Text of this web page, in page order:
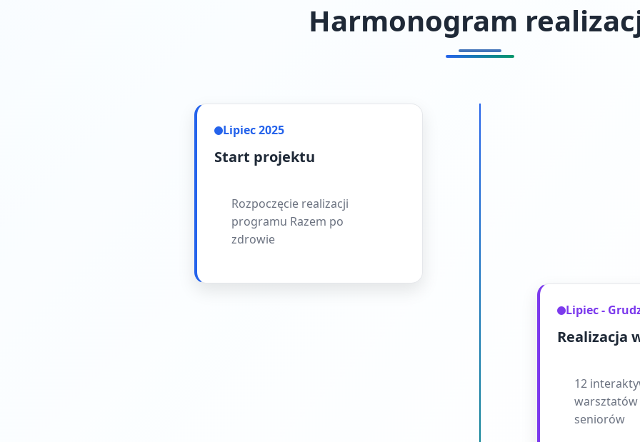
Harmonogram
Lipiec 2025
Start projektu
Rozpoczęcie realizacji
programu Razem po
zdrowie
Lipiec -
Realizacja
12
seniorów